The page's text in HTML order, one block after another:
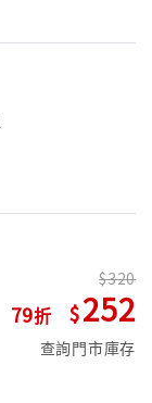
79
320
252
查詢門市庫存